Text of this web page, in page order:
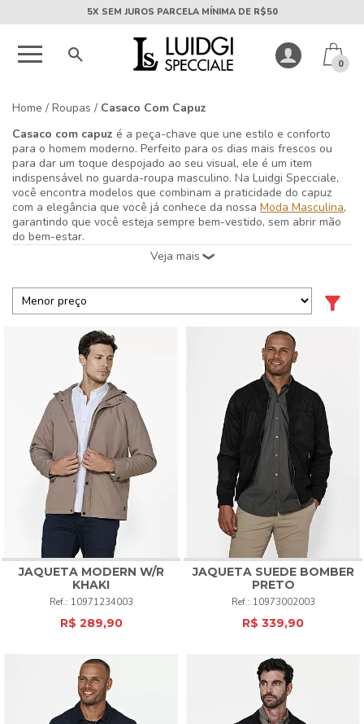
5X SEM JUROS PARCELA MÍNIMA DE R$50
0
Home / Roupas / Casaco Com Capuz
Casaco com capuz é a peça-chave que une estilo e conforto
para o homem moderno. Perfeito para os dias mais frescos ou
para dar um toque despojado ao seu visual, ele é um item
indispensável no guarda-roupa masculino. Na Luidgi Specciale,
você encontra modelos que combinam a praticidade do capuz
com a elegância que você já conhece da nossa Moda Masculina,
garantindo que você esteja sempre bem-vestido, sem abrir mão
do bem-estar.
Seja para um compromisso casual, um passeio no fim de semana
ou até mesmo para compor um look mais elaborado, o
camiseta básica
e uma calça jeans para um visual relaxado, ou
use-o sobre umacamisa manga longapara um toque de
que não pode faltar no seu armário. Nossos casacos são
produzidos com tecidos de alta qualidade, pensando na sua
durabilidade e no caimento perfeito. Explore a nossa coleção e
descubra o modelo ideal que reflete sua personalidade e atende
às suas necessidades. Afinal, estar bem-vestido é se sentir bem
em qualquer situação, e com um
casaco moletomou outro tipo
de casaco com capuz da Luidgi Specciale, você estará pronto
para qualquer desafio.
Conheça também: Jaquetas e Casacos Masculinos
Casaco
Moletom|Jaqueta Com Capuz Casaco De Frio|
Hoodie
Masculino
JAQUETA MODERN W/R
KHAKI
10971234003
R$ 289,90
JAQUETA SUEDE BOMBER
PRETO
10973002003
R$ 339,90